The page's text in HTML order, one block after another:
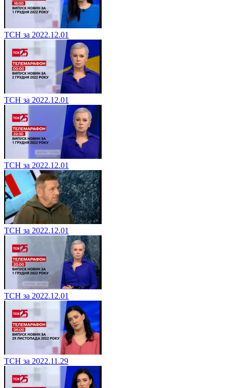
ТСН за 2022.12.01
ТСН за 2022.12.01
ТСН за 2022.12.01
ТСН за 2022.12.01
ТСН за 2022.12.01
ТСН за 2022.11.29